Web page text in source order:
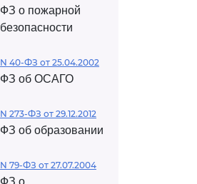
ФЗ о пожарной
безопасности
N 40-ФЗ от 25.04.2002
ФЗ об ОСАГО
N 273-ФЗ от 29.12.2012
ФЗ об образовании
N 79-ФЗ от 27.07.2004
ФЗ о